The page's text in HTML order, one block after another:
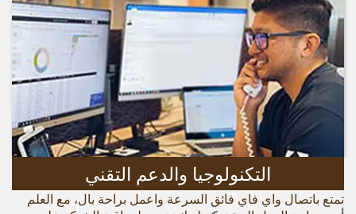
التكنولوجيا والدعم التقني
تمتع باتصال واي فاي فائق السرعة واعمل براحة بال، مع العلم